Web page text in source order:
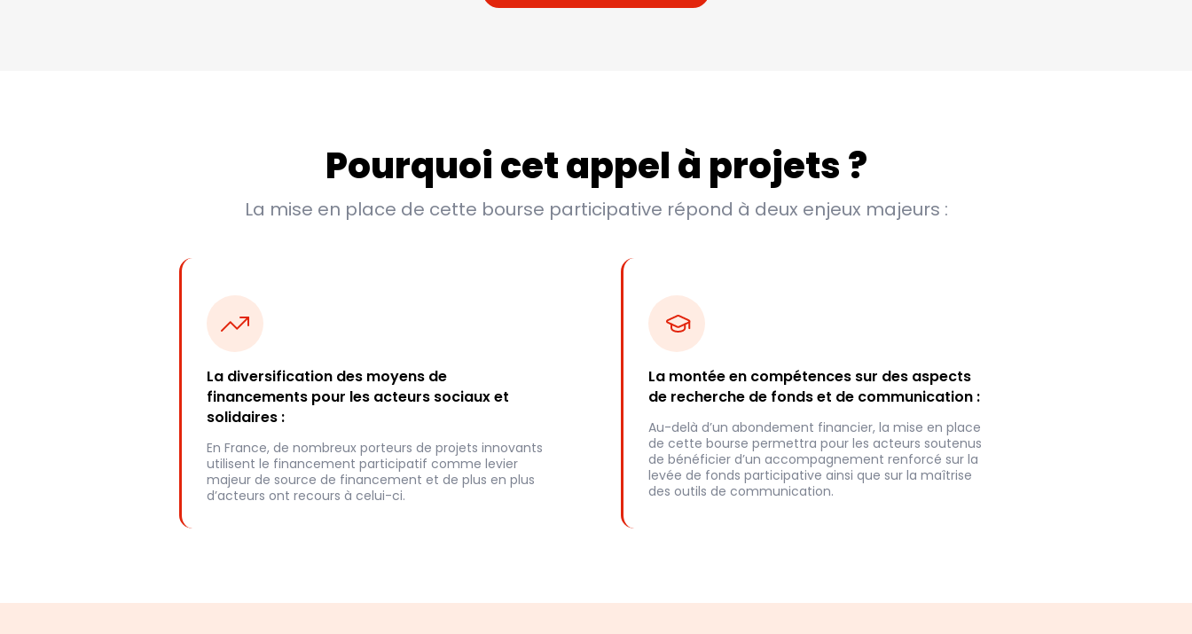
Pourquoi cet appel à projets ?
La mise en place de cette bourse participative répond à deux enjeux majeurs :
La diversification des moyens de
financements pour les acteurs sociaux et
solidaires :
En France, de nombreux porteurs de projets innovants
utilisent le financement participatif comme levier
majeur de source de financement et de plus en plus
d’acteurs ont recours à celui-ci.
La montée en compétences sur des aspects
de recherche de fonds et de communication :
Au-delà d’un abondement financier, la mise en place
de cette bourse permettra pour les acteurs soutenus
de bénéficier d’un accompagnement renforcé sur la
levée de fonds participative ainsi que sur la maîtrise
des outils de communication.